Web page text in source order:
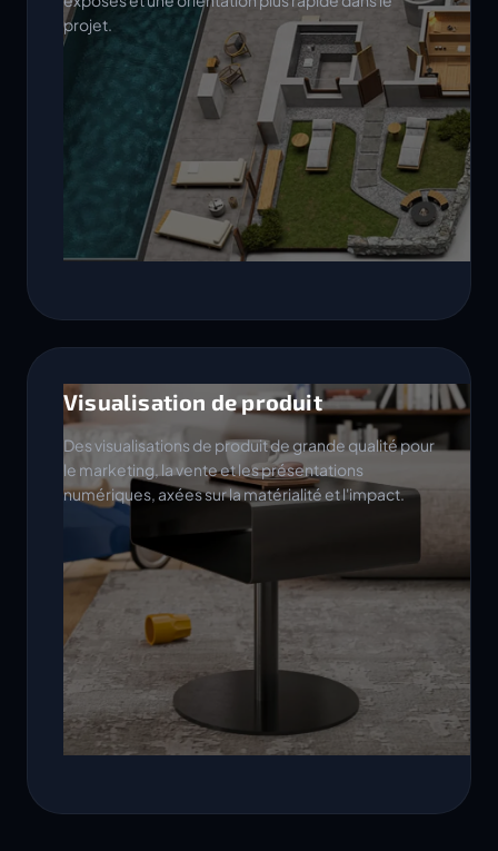
projet.
Visualisation de produit
Des visualisations de produit de grande qualité pour
le marketing, la vente et les présentations
numériques, axées sur la matérialité et l'impact.